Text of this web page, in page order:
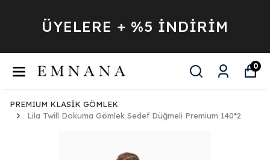
ÜYELERE + %5 İNDİRİM
0
PREMIUM KLASİK GÖMLEK
Lila Twill Dokuma Gömlek Sedef Düğmeli Premium 140*2